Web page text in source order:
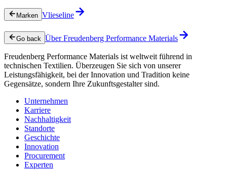
Marken Vlieseline
Go back Über Freudenberg Performance Materials
Freudenberg Performance Materials ist weltweit führend in
technischen Textilien. Überzeugen Sie sich von unserer
Leistungsfähigkeit, bei der Innovation und Tradition keine
Gegensätze, sondern Ihre Zukunftsgestalter sind.
Unternehmen
Karriere
Nachhaltigkeit
Standorte
Geschichte
Innovation
Procurement
Experten